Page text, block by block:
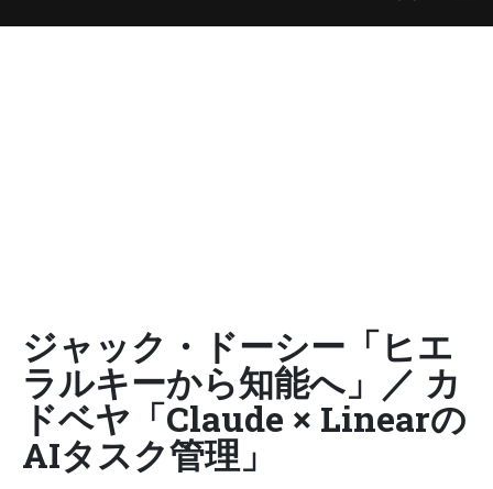
ジャック・ドーシー「ヒエ
ラルキーから知能へ」／ カ
ドベヤ「Claude × Linearの
AIタスク管理」